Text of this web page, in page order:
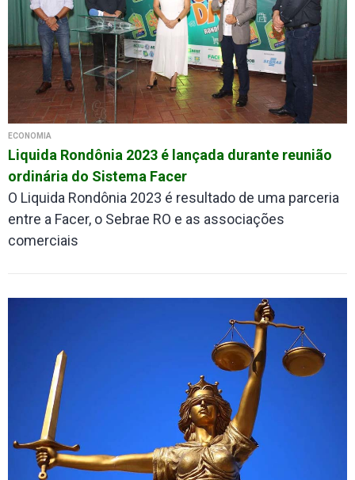
ECONOMIA
Liquida Rondônia 2023 é lançada durante reunião
ordinária do Sistema Facer
O Liquida Rondônia 2023 é resultado de uma parceria
entre a Facer, o Sebrae RO e as associações
comerciais